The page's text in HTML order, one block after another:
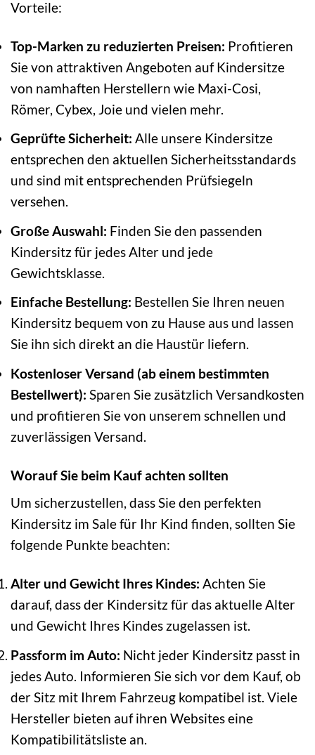
Vorteile:
Top-Marken zu reduzierten Preisen: Profitieren
Sie von attraktiven Angeboten auf Kindersitze
von namhaften Herstellern wie Maxi-Cosi,
Römer, Cybex, Joie und vielen mehr.
Geprüfte Sicherheit: Alle unsere Kindersitze
entsprechen den aktuellen Sicherheitsstandards
und sind mit entsprechenden Prüfsiegeln
versehen.
Große Auswahl: Finden Sie den passenden
Kindersitz für jedes Alter und jede
Gewichtsklasse.
Einfache Bestellung: Bestellen Sie Ihren neuen
Kindersitz bequem von zu Hause aus und lassen
Sie ihn sich direkt an die Haustür liefern.
Kostenloser Versand (ab einem bestimmten
Bestellwert): Sparen Sie zusätzlich Versandkosten
und profitieren Sie von unserem schnellen und
zuverlässigen Versand.
Worauf Sie beim Kauf achten sollten
Um sicherzustellen, dass Sie den perfekten
Kindersitz im Sale für Ihr Kind finden, sollten Sie
folgende Punkte beachten:
Alter und Gewicht Ihres Kindes: Achten Sie
darauf, dass der Kindersitz für das aktuelle Alter
und Gewicht Ihres Kindes zugelassen ist.
Passform im Auto: Nicht jeder Kindersitz passt in
jedes Auto. Informieren Sie sich vor dem Kauf, ob
der Sitz mit Ihrem Fahrzeug kompatibel ist. Viele
Hersteller bieten auf ihren Websites eine
Kompatibilitätsliste an.